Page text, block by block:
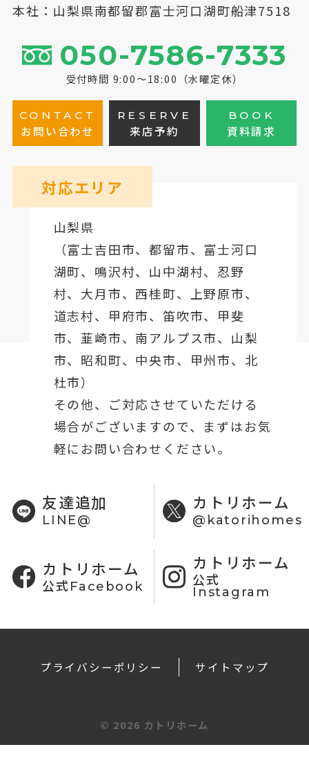
本社：山梨県南都留郡富士河口湖町船津7518
050-7586-7333
受付時間 9:00～18:00（水曜定休）
CONTACT
お問い合わせ
RESERVE
来店予約
BOOK
資料請求
対応エリア
山梨県
（富士吉田市、都留市、 富士河口
湖町、鳴沢村、山中湖村、忍野
村、 大月市、西桂町、上野原市、
道志村、 甲府市、笛吹市、甲斐
市、韮崎市、南アルプス市、山梨
市、昭和町、中央市、甲州市、北
杜市）
その他、ご対応させていただける
場合がございますので、まずはお気
軽にお問い合わせください。
友達追加
LINE@
カトリホーム
@katorihomes
カトリホーム
公式Facebook
カトリホーム
公式
Instagram
プライバシーポリシー サイトマップ
© 2026 カトリホーム